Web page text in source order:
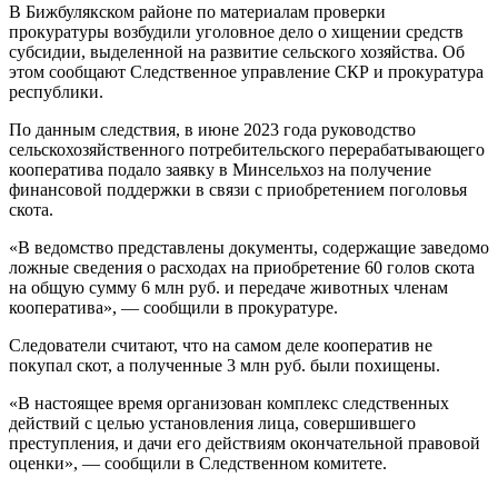
В Бижбулякском районе по материалам проверки
прокуратуры возбудили уголовное дело о хищении средств
субсидии, выделенной на развитие сельского хозяйства. Об
этом сообщают Следственное управление СКР и прокуратура
республики.
По данным следствия, в июне 2023 года руководство
сельскохозяйственного потребительского перерабатывающего
кооператива подало заявку в Минсельхоз на получение
финансовой поддержки в связи с приобретением поголовья
скота.
«В ведомство представлены документы, содержащие заведомо
ложные сведения о расходах на приобретение 60 голов скота
на общую сумму 6 млн руб. и передаче животных членам
кооператива», — сообщили в прокуратуре.
Следователи считают, что на самом деле кооператив не
покупал скот, а полученные 3 млн руб. были похищены.
«В настоящее время организован комплекс следственных
действий с целью установления лица, совершившего
преступления, и дачи его действиям окончательной правовой
оценки», — сообщили в Следственном комитете.